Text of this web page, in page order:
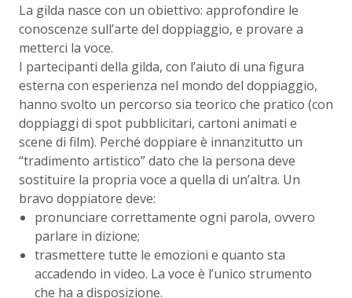
La gilda nasce con un obiettivo: approfondire le
conoscenze sull’arte del doppiaggio, e provare a
metterci la voce.
I partecipanti della gilda, con l’aiuto di una figura
esterna con esperienza nel mondo del doppiaggio,
hanno svolto un percorso sia teorico che pratico (con
doppiaggi di spot pubblicitari, cartoni animati e
scene di film). Perché doppiare è innanzitutto un
“tradimento artistico” dato che la persona deve
sostituire la propria voce a quella di un’altra. Un
bravo doppiatore deve:
pronunciare correttamente ogni parola, ovvero
parlare in dizione;
trasmettere tutte le emozioni e quanto sta
accadendo in video. La voce è l’unico strumento
che ha a disposizione.